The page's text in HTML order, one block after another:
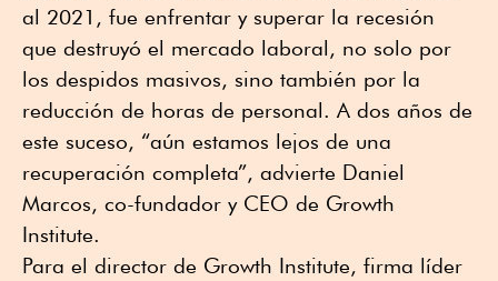
al 2021, fue enfrentar y superar la recesión
que destruyó el mercado laboral, no solo por
los despidos masivos, sino también por la
reducción de horas de personal. A dos años de
este suceso, “aún estamos lejos de una
recuperación completa”, advierte Daniel
Marcos, co-fundador y CEO de Growth
Institute.
Para el director de Growth Institute, firma líder